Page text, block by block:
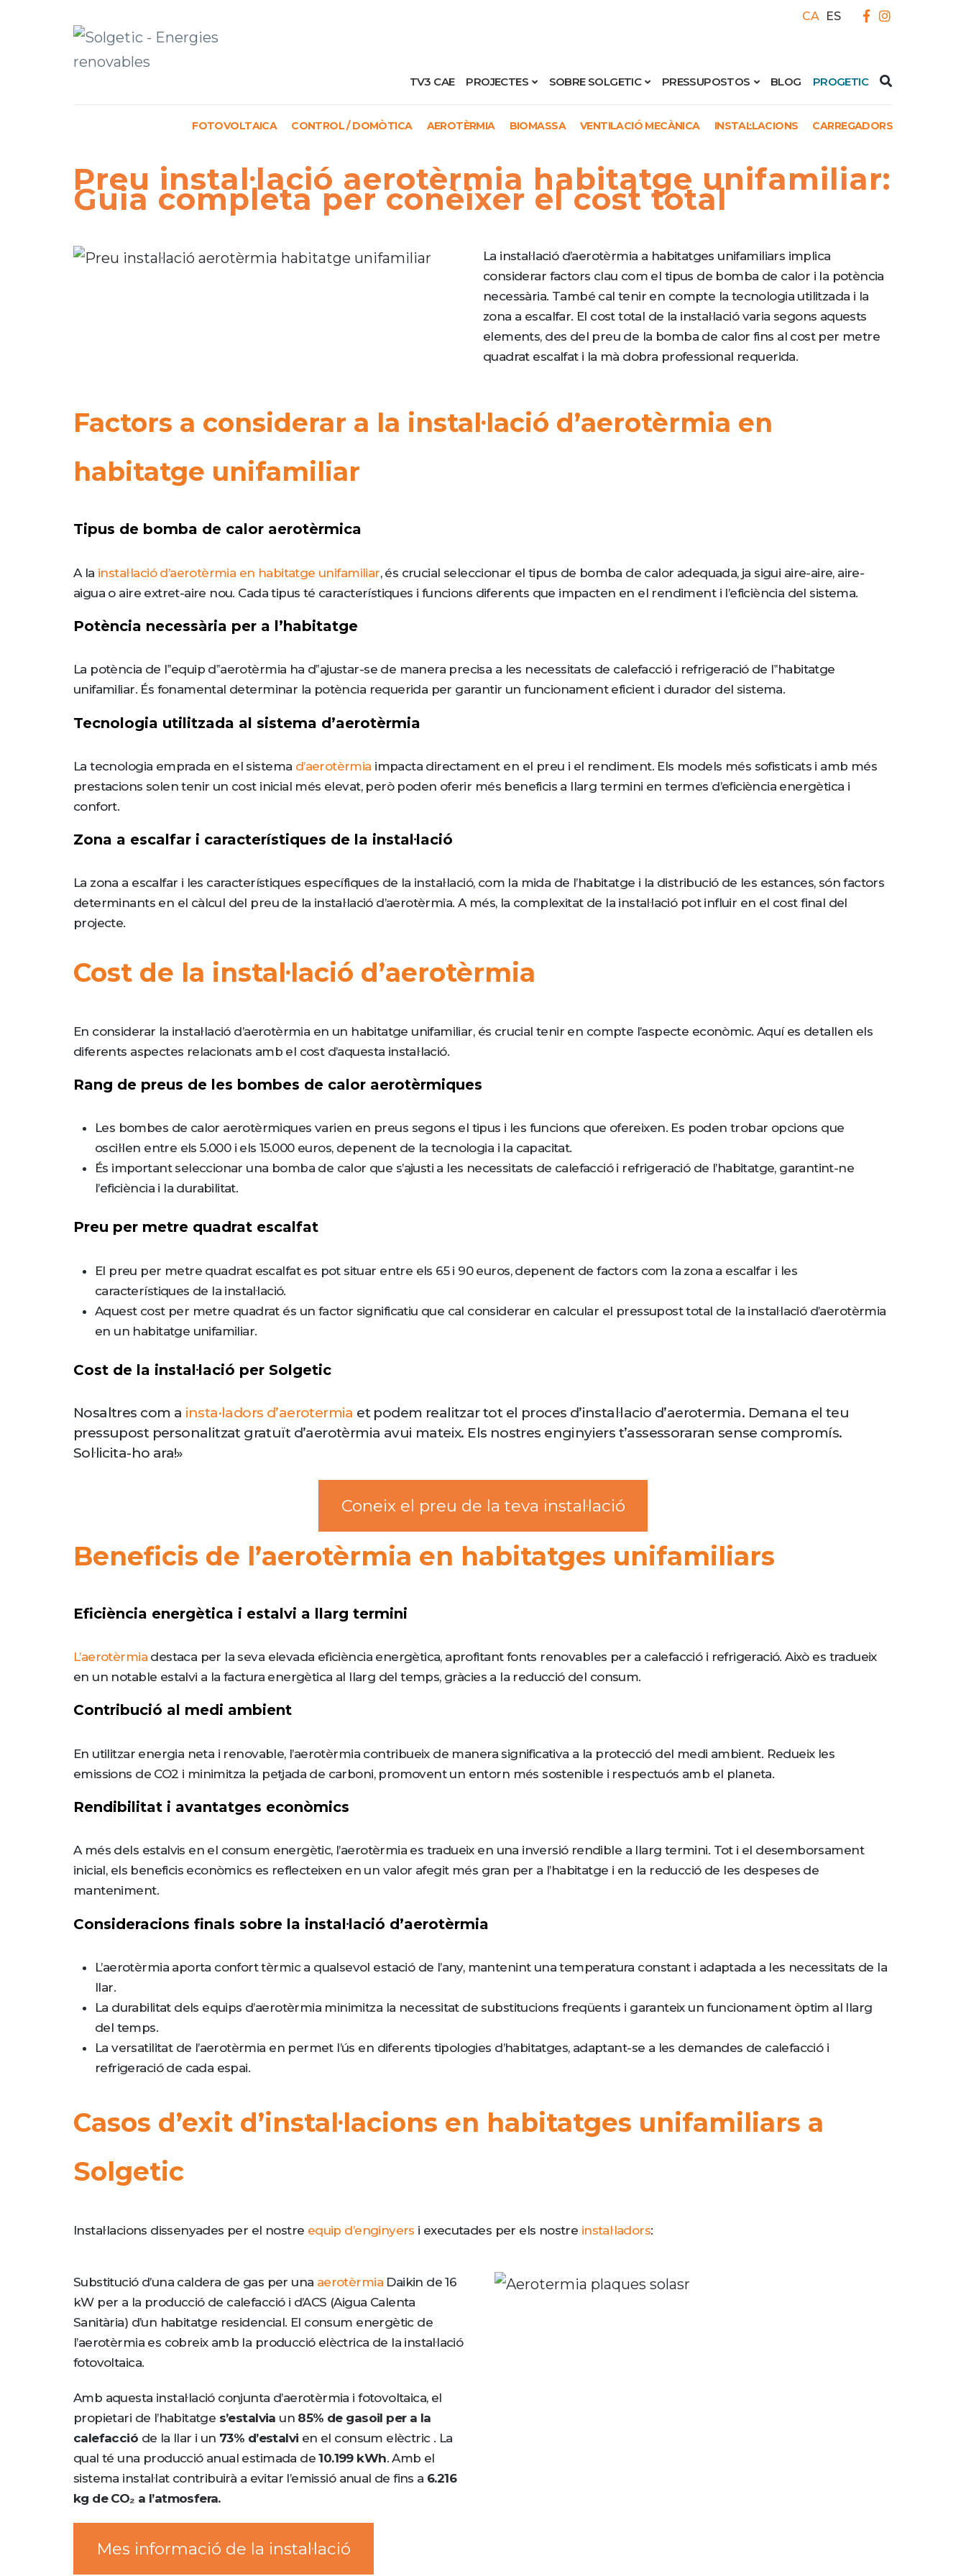
CA ES
TV3 CAE PROJECTES SOBRE SOLGETIC PRESSUPOSTOS BLOG PROGETIC
FOTOVOLTAICA CONTROL / DOMÒTICA AEROTÈRMIA BIOMASSA VENTILACIÓ MECÀNICA INSTAL·LACIONS CARREGADORS
Preu instal·lació aerotèrmia habitatge unifamiliar:
Guia completa per conèixer el cost total
La instal·lació d’aerotèrmia a habitatges unifamiliars implica
considerar factors clau com el tipus de bomba de calor i la potència
necessària. També cal tenir en compte la tecnologia utilitzada i la
zona a escalfar. El cost total de la instal·lació varia segons aquests
elements, des del preu de la bomba de calor fins al cost per metre
quadrat escalfat i la mà dobra professional requerida.
Factors a considerar a la instal·lació d’aerotèrmia en
habitatge unifamiliar
Tipus de bomba de calor aerotèrmica
A la instal·lació d’aerotèrmia en habitatge unifamiliar, és crucial seleccionar el tipus de bomba de calor adequada, ja sigui aire-aire, aire-
aigua o aire extret-aire nou. Cada tipus té característiques i funcions diferents que impacten en el rendiment i l’eficiència del sistema.
Potència necessària per a l’habitatge
La potència de l‟equip d‟aerotèrmia ha d‟ajustar-se de manera precisa a les necessitats de calefacció i refrigeració de l‟habitatge
unifamiliar. És fonamental determinar la potència requerida per garantir un funcionament eficient i durador del sistema.
Tecnologia utilitzada al sistema d’aerotèrmia
La tecnologia emprada en el sistema d’aerotèrmia impacta directament en el preu i el rendiment. Els models més sofisticats i amb més
prestacions solen tenir un cost inicial més elevat, però poden oferir més beneficis a llarg termini en termes d’eficiència energètica i
confort.
Zona a escalfar i característiques de la instal·lació
La zona a escalfar i les característiques específiques de la instal·lació, com la mida de l’habitatge i la distribució de les estances, són factors
determinants en el càlcul del preu de la instal·lació d’aerotèrmia. A més, la complexitat de la instal·lació pot influir en el cost final del
projecte.
Cost de la instal·lació d’aerotèrmia
En considerar la instal·lació d’aerotèrmia en un habitatge unifamiliar, és crucial tenir en compte l’aspecte econòmic. Aquí es detallen els
diferents aspectes relacionats amb el cost d’aquesta instal·lació.
Rang de preus de les bombes de calor aerotèrmiques
Les bombes de calor aerotèrmiques varien en preus segons el tipus i les funcions que ofereixen. Es poden trobar opcions que
oscil·len entre els 5.000 i els 15.000 euros, depenent de la tecnologia i la capacitat.
És important seleccionar una bomba de calor que s’ajusti a les necessitats de calefacció i refrigeració de l’habitatge, garantint-ne
l’eficiència i la durabilitat.
Preu per metre quadrat escalfat
El preu per metre quadrat escalfat es pot situar entre els 65 i 90 euros, depenent de factors com la zona a escalfar i les
característiques de la instal·lació.
Aquest cost per metre quadrat és un factor significatiu que cal considerar en calcular el pressupost total de la instal·lació d’aerotèrmia
en un habitatge unifamiliar.
Cost de la instal·lació per Solgetic
Nosaltres com a insta·ladors d’aerotermia et podem realitzar tot el proces d’instal·lacio d’aerotermia. Demana el teu
pressupost personalitzat gratuït d’aerotèrmia avui mateix. Els nostres enginyiers t’assessoraran sense compromís.
Sol·licita-ho ara!»
Coneix el preu de la teva instal·lació
Beneficis de l’aerotèrmia en habitatges unifamiliars
Eficiència energètica i estalvi a llarg termini
L’aerotèrmia destaca per la seva elevada eficiència energètica, aprofitant fonts renovables per a calefacció i refrigeració. Això es tradueix
en un notable estalvi a la factura energètica al llarg del temps, gràcies a la reducció del consum.
Contribució al medi ambient
En utilitzar energia neta i renovable, l’aerotèrmia contribueix de manera significativa a la protecció del medi ambient. Redueix les
emissions de CO2 i minimitza la petjada de carboni, promovent un entorn més sostenible i respectuós amb el planeta.
Rendibilitat i avantatges econòmics
A més dels estalvis en el consum energètic, l’aerotèrmia es tradueix en una inversió rendible a llarg termini. Tot i el desemborsament
inicial, els beneficis econòmics es reflecteixen en un valor afegit més gran per a l’habitatge i en la reducció de les despeses de
manteniment.
Consideracions finals sobre la instal·lació d’aerotèrmia
L’aerotèrmia aporta confort tèrmic a qualsevol estació de l’any, mantenint una temperatura constant i adaptada a les necessitats de la
llar.
La durabilitat dels equips d’aerotèrmia minimitza la necessitat de substitucions freqüents i garanteix un funcionament òptim al llarg
del temps.
La versatilitat de l’aerotèrmia en permet l’ús en diferents tipologies d’habitatges, adaptant-se a les demandes de calefacció i
refrigeració de cada espai.
Casos d’exit d’instal·lacions en habitatges unifamiliars a
Solgetic
Instal·lacions dissenyades per el nostre equip d’enginyers i executades per els nostre instal·ladors:
Substitució d’una caldera de gas per una aerotèrmia Daikin de 16
kW per a la producció de calefacció i d’ACS (Aigua Calenta
Sanitària) d’un habitatge residencial. El consum energètic de
l’aerotèrmia es cobreix amb la producció elèctrica de la instal·lació
fotovoltaica.
Amb aquesta instal·lació conjunta d’aerotèrmia i fotovoltaica, el
propietari de l’habitatge s’estalvia un 85% de gasoil per a la
calefacció de la llar i un 73% d’estalvi en el consum elèctric . La
qual té una producció anual estimada de10.199 kWh. Amb el
sistema instal·lat contribuirà a evitar l’emissió anual de fins a 6.216
kg de CO₂ a l’atmosfera.
Mes informació de la instal·lació